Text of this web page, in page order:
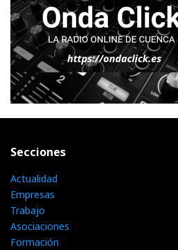
Secciones
Actualidad
Empresas
Trabajo
Asociaciones
Formación